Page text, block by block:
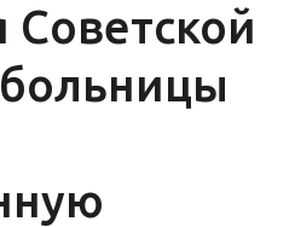
Советской